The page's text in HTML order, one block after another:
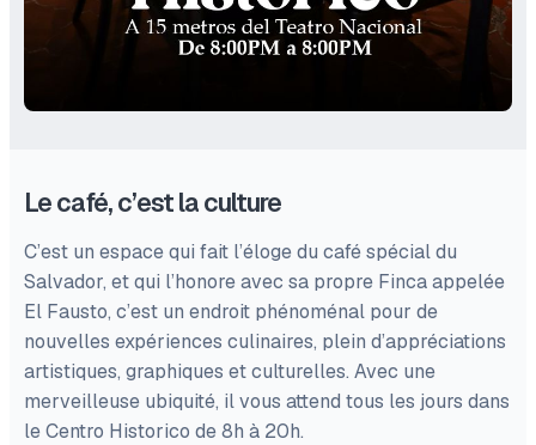
Le café, c’est la culture
C’est un espace qui fait l’éloge du café spécial du
Salvador, et qui l’honore avec sa propre Finca appelée
El Fausto, c’est un endroit phénoménal pour de
nouvelles expériences culinaires, plein d’appréciations
artistiques, graphiques et culturelles. Avec une
merveilleuse ubiquité, il vous attend tous les jours dans
le Centro Historico de 8h à 20h.